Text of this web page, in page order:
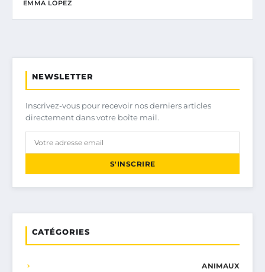
EMMA LOPEZ
NEWSLETTER
Inscrivez-vous pour recevoir nos derniers articles
directement dans votre boîte mail.
S'INSCRIRE
CATÉGORIES
ANIMAUX